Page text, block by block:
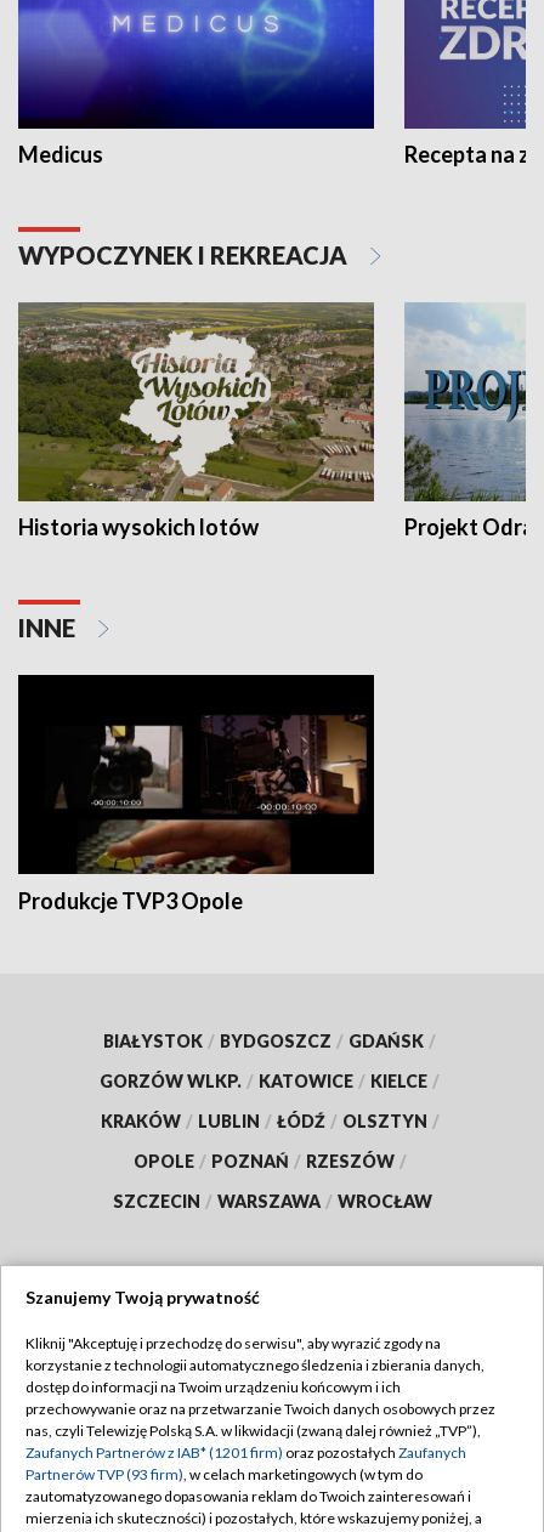
Medicus Recepta na
WYPOCZYNEK I REKREACJA
Historia wysokich lotów Projekt Odra
INNE
Produkcje TVP3 Opole
BIAŁYSTOK / BYDGOSZCZ / GDAŃSK /
GORZÓW WLKP. / KATOWICE / KIELCE /
KRAKÓW / LUBLIN / ŁÓDŹ / OLSZTYN /
OPOLE / POZNAŃ / RZESZÓW /
SZCZECIN / WARSZAWA / WROCŁAW
TVP
Abonament TVP
Emisja w TVP
Centrum informacji TVP
Naziemna Telewizja Cyfrowa
Regulamin TVP
Polityka prywatności
Moje zgody
Szanujemy Twoją prywatność
Kliknij "Akceptuję i przechodzę do serwisu", aby wyrazić zgody na
korzystanie z technologii automatycznego śledzenia i zbierania danych,
dostęp do informacji na Twoim urządzeniu końcowym i ich
przechowywanie oraz na przetwarzanie Twoich danych osobowych przez
nas, czyli Telewizję Polską S.A. w likwidacji (zwaną dalej również „TVP”),
Zaufanych Partnerów z IAB* (1201 firm) oraz pozostałych Zaufanych
Partnerów TVP (93 firm), w celach marketingowych (w tym do
zautomatyzowanego dopasowania reklam do Twoich zainteresowań i
mierzenia ich skuteczności) i pozostałych, które wskazujemy poniżej, a